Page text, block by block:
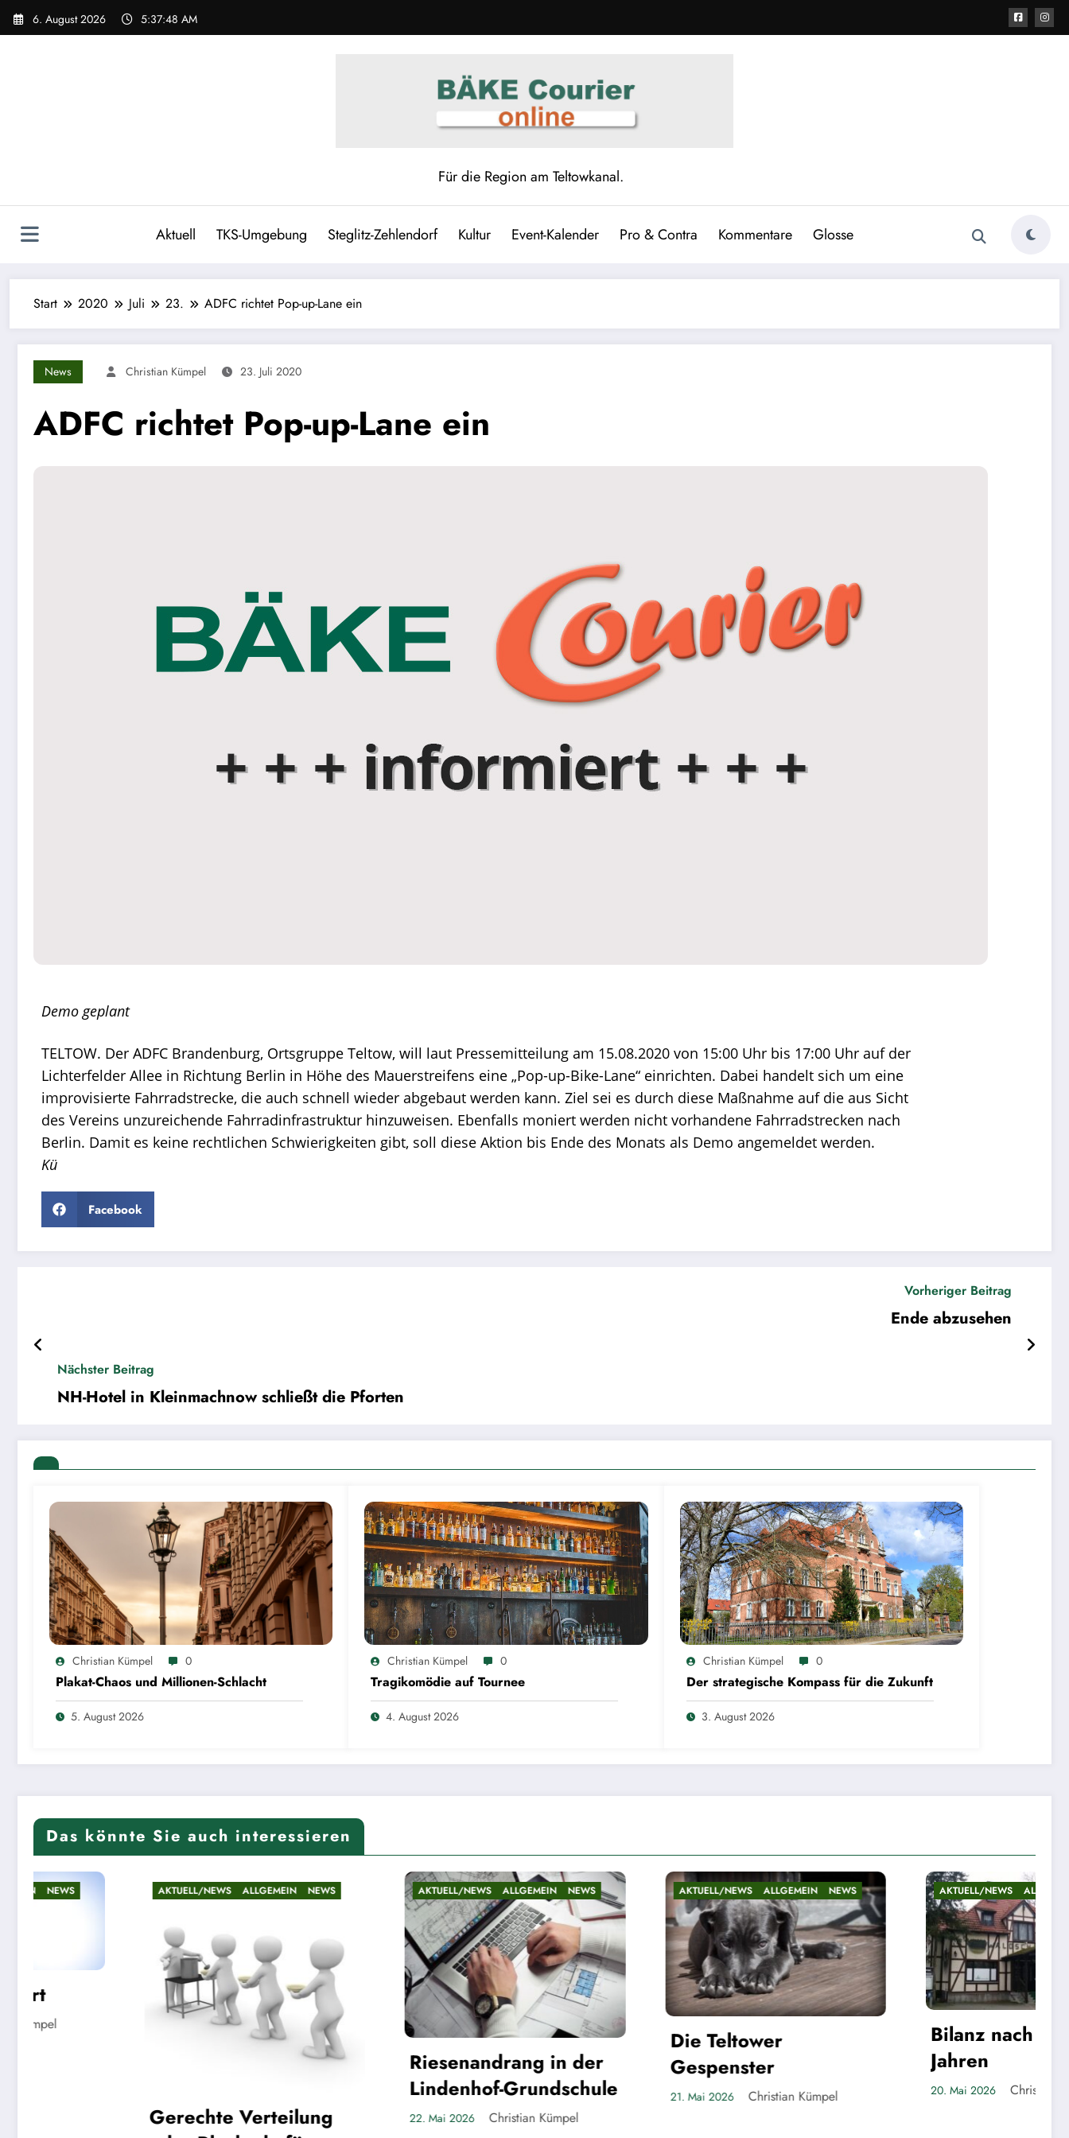
6. August 2026 5:37:49 AM
Für die Region am Teltowkanal.
Aktuell TKS-Umgebung Steglitz-Zehlendorf Kultur Event-Kalender Pro & Contra Kommentare Glosse
Start 2020 Juli 23. ADFC richtet Pop-up-Lane ein
News Christian Kümpel 23. Juli 2020
ADFC richtet Pop-up-Lane ein
Demo geplant
TELTOW. Der ADFC Brandenburg, Ortsgruppe Teltow, will laut Pressemitteilung am 15.08.2020 von 15:00 Uhr bis 17:00 Uhr auf der
Lichterfelder Allee in Richtung Berlin in Höhe des Mauerstreifens eine „Pop-up-Bike-Lane“ einrichten. Dabei handelt sich um eine
improvisierte Fahrradstrecke, die auch schnell wieder abgebaut werden kann. Ziel sei es durch diese Maßnahme auf die aus Sicht
des Vereins unzureichende Fahrradinfrastruktur hinzuweisen. Ebenfalls moniert werden nicht vorhandene Fahrradstrecken nach
Berlin. Damit es keine rechtlichen Schwierigkeiten gibt, soll diese Aktion bis Ende des Monats als Demo angemeldet werden.
Kü
Facebook
Vorheriger Beitrag
Ende abzusehen
Nächster Beitrag
NH-Hotel in Kleinmachnow schließt die Pforten
Christian Kümpel 0
Plakat-Chaos und Millionen-Schlacht
5. August 2026
Christian Kümpel 0
Tragikomödie auf Tournee
4. August 2026
Christian Kümpel 0
Der strategische Kompass für die Zukunft
3. August 2026
Das könnte Sie auch interessieren
AKTUELL/NEWS ALLGEMEIN NEWS
Gerechte Verteilung
AKTUELL/NEWS ALLGEMEIN NEWS
Riesenandrang in der
Lindenhof-Grundschule
22. Mai 2026 Christian Kümpel
AKTUELL/NEWS ALLGEMEIN NEWS
Die Teltower
Gespenster
21. Mai 2026 Christian Kümpel
AKTUELL/NEWS ALLGEMEIN NEWS
Bilanz nach fast fünf
20. Mai 2026 Christian Kümpel